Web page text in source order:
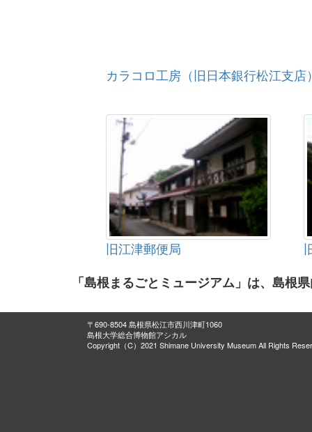
カラコロ工房（旧日本銀行松江支店
旧江津郵便局
「島根まるごとミュージアム」は、島根
〒690-8504 島根県松江市西川津町1060
島根大学総合博物館アシカル
Copyright（C）2021 Shimane University Museum All Rights